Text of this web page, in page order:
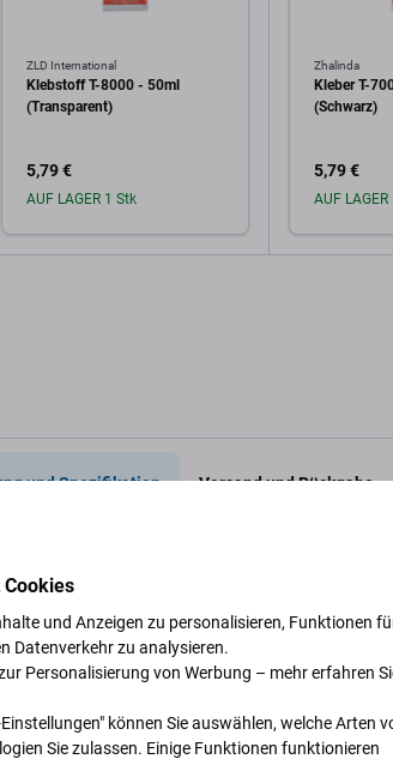
ZLD International
Klebstoff T-8000 - 50ml
(Transparent)
5,79 €
AUF LAGER 1 Stk
Zhalinda
Kleber T-
(Schwarz)
5,79 €
AUF
und Spezifikation Versand und Rückgabe
10 ml
Cookies
und Anzeigen zu personalisieren, Funktionen
Datenverkehr zu analysieren.
Personalisierung von Werbung – mehr erfahren
können Sie auswählen, welche Arten
Sie zulassen. Einige Funktionen funktionieren